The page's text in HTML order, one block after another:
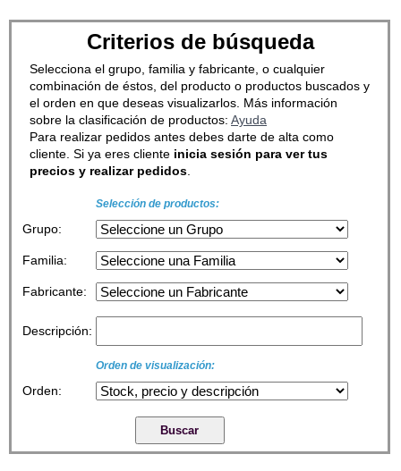
Criterios de búsqueda
Selecciona el grupo, familia y fabricante, o cualquier
combinación de éstos, del producto o productos buscados y
el orden en que deseas visualizarlos. Más información
sobre la clasificación de productos: Ayuda
Para realizar pedidos antes debes darte de alta como
cliente. Si ya eres cliente inicia sesión para ver tus
precios y realizar pedidos.
Selección de productos:
Grupo:
Familia:
Fabricante:
Descripción:
Orden de visualización:
Orden: